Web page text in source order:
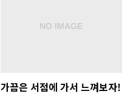
가끔은 서점에 가서 느껴보자!